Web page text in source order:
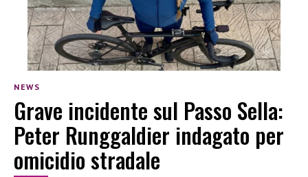
NEWS
Grave incidente sul Passo Sella:
Peter Runggaldier indagato per
omicidio stradale